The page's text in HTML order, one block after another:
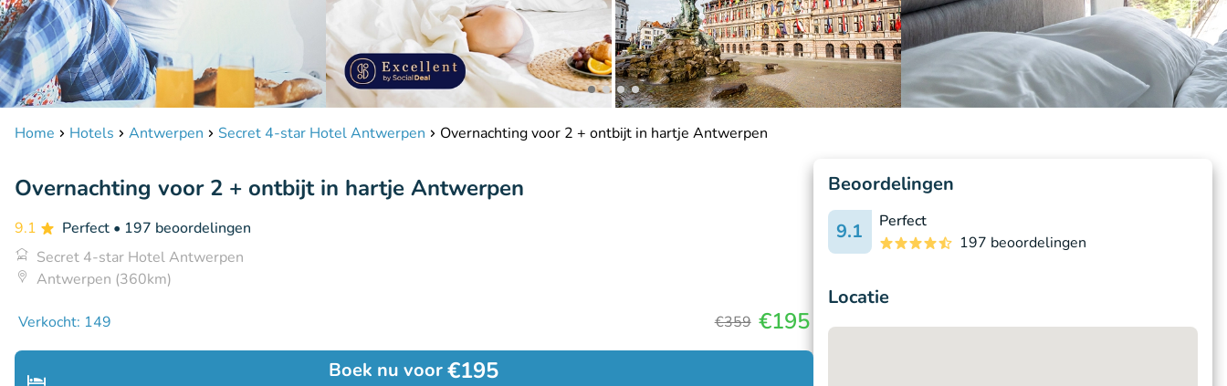
Home Hotels Antwerpen Secret 4-star Hotel Antwerpen Overnachting voor 2 + ontbijt in hartje Antwerpen
Overnachting voor 2 + ontbijt in hartje Antwerpen
9.1 Perfect • 197 beoordelingen
Secret 4-star Hotel Antwerpen
Antwerpen (360km)
Verkocht: 149 €359 €195
Boek nu voor€195
Beoordelingen
9.1
Perfect
197 beoordelingen
Locatie